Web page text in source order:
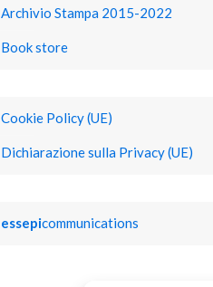
Archivio Stampa 2015-2022
Book store
Cookie Policy (UE)
Dichiarazione sulla Privacy (UE)
essepicommunications